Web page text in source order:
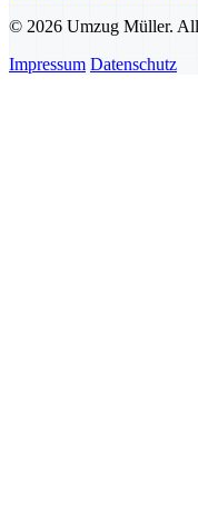
© 2026 Umzug Müller.
Impressum Datenschutz